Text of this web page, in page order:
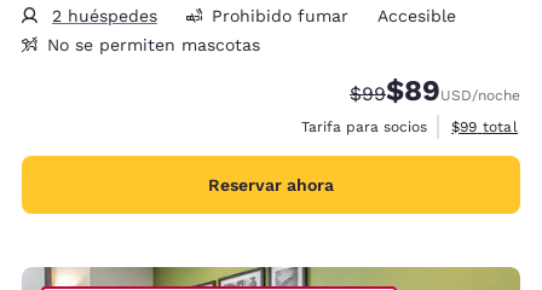
2 huéspedes Prohibido fumar
Accesible
No se permiten mascotas
Precio tachado:
$99Precio con
$89USD/noche
Tarifa para socios
Ver
$99 total
Reservar ahora